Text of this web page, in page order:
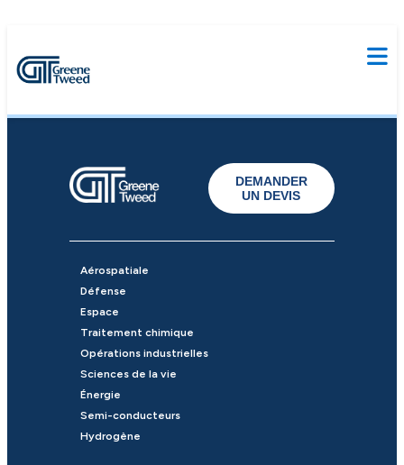
DEMANDER
UN DEVIS
Aérospatiale
Défense
Espace
Traitement chimique
Opérations industrielles
Sciences de la vie
Énergie
Semi-conducteurs
Hydrogène